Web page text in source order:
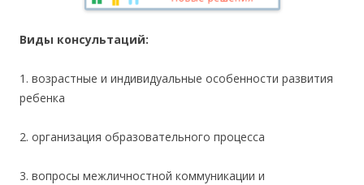
Виды консультаций:
1. возрастные и индивидуальные особенности развития
ребенка
2. организация образовательного процесса
3. вопросы межличностной коммуникации и